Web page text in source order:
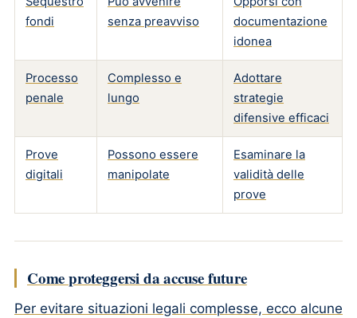
fondi
senza preavviso
documentazione
idonea
Processo
penale
Complesso e
lungo
Adottare
strategie
difensive efficaci
Prove
digitali
Possono essere
manipolate
Esaminare la
validità delle
prove
Come proteggersi da accuse future
Per evitare situazioni legali complesse, ecco alcune